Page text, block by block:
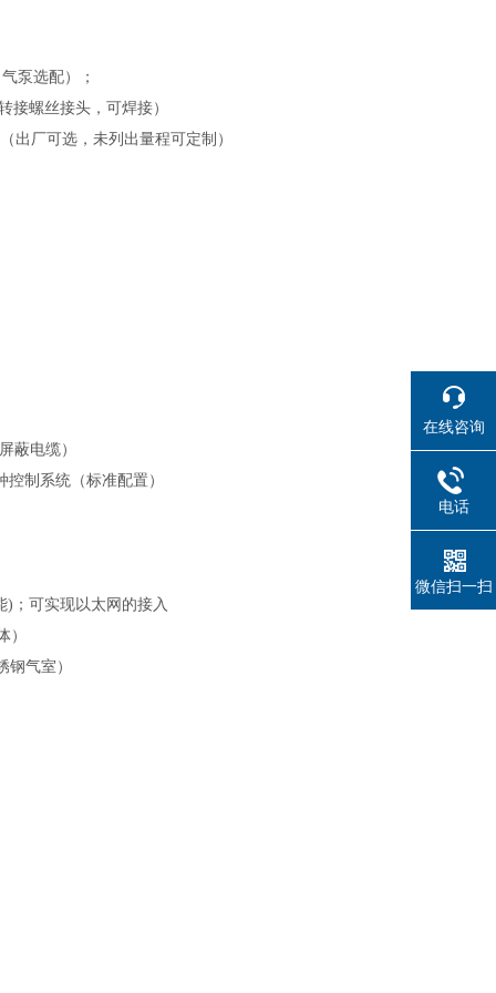
泵选配）；
接螺丝接头，可焊接）
（ 出厂可选，未列出量程可定制）
蔽电缆）
制系统（标准配置）
)；可实现以太网的接入
）
气室）
在线咨询
电话
微信扫一扫